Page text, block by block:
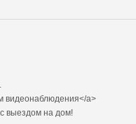
видеонаблюдения</a>
выездом на дом!